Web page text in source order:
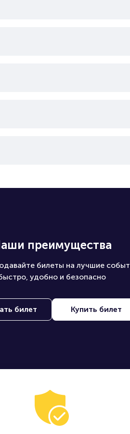
преимущества
билеты на лучшие
удобно и безопасно
билет Купить билет